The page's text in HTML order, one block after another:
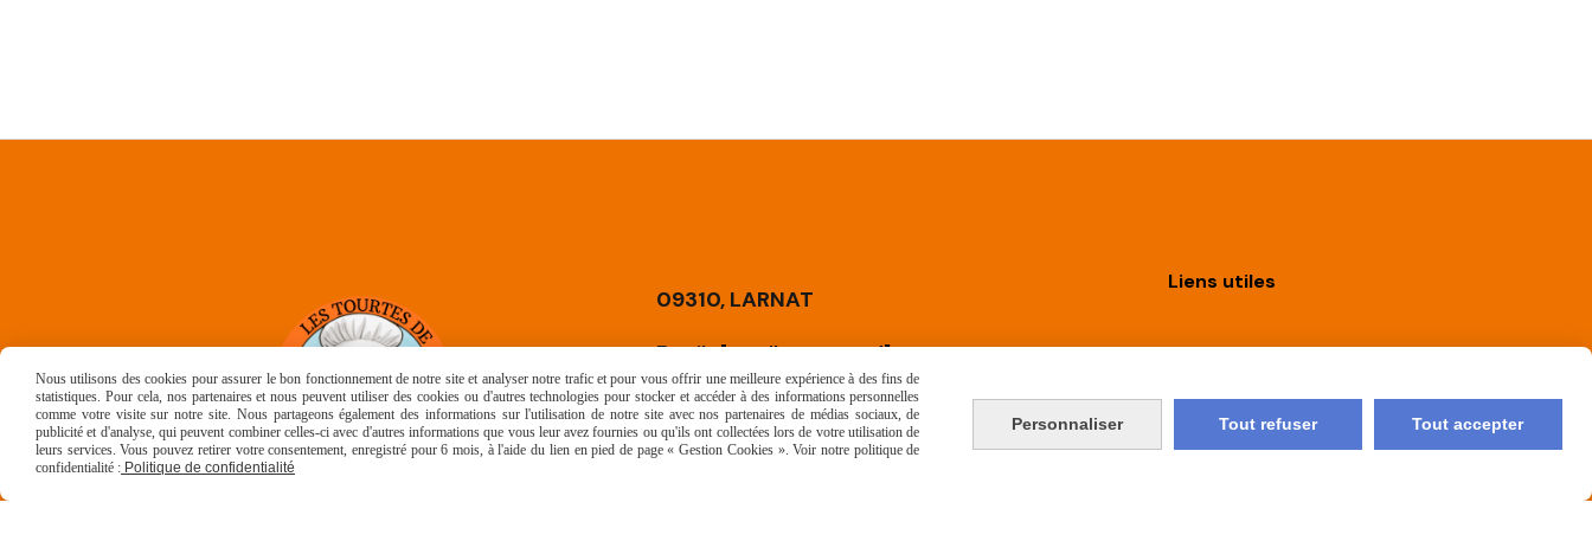
09310, LARNAT
Email :[email protected]
Téléphone : 06 73 45 77 09
Liens utiles
Boutique
Nous contacter
Nous utilisons des cookies pour assurer le bon fonctionnement de notre site et analyser notre trafic et pour vous offrir une meilleure expérience à des fins de
statistiques. Pour cela, nos partenaires et nous peuvent utiliser des cookies ou d'autres technologies pour stocker et accéder à des informations personnelles
comme votre visite sur notre site. Nous partageons également des informations sur l'utilisation de notre site avec nos partenaires de médias sociaux, de
publicité et d'analyse, qui peuvent combiner celles-ci avec d'autres informations que vous leur avez fournies ou qu'ils ont collectées lors de votre utilisation de
leurs services. Vous pouvez retirer votre consentement, enregistré pour 6 mois, à l'aide du lien en pied de page « Gestion Cookies ». Voir notre politique de
confidentialité : Politique de confidentialité
Personnaliser Tout refuser Tout accepter